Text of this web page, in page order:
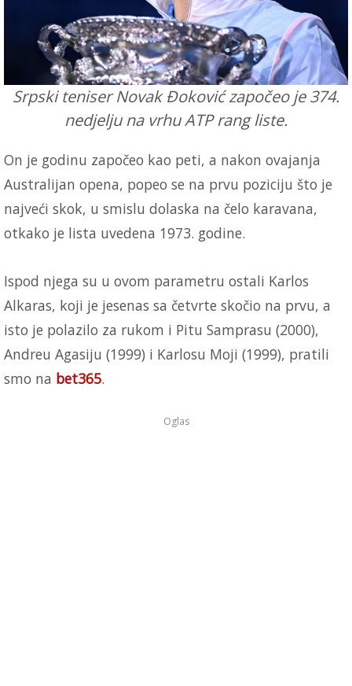
Srpski teniser Novak Đoković započeo je 374.
nedjelju na vrhu ATP rang liste.
On je godinu započeo kao peti, a nakon ovajanja
Australijan opena, popeo se na prvu poziciju što je
najveći skok, u smislu dolaska na čelo karavana,
otkako je lista uvedena 1973. godine.
Ispod njega su u ovom parametru ostali Karlos
Alkaras, koji je jesenas sa četvrte skočio na prvu, a
isto je polazilo za rukom i Pitu Samprasu (2000),
Andreu Agasiju (1999) i Karlosu Moji (1999), pratili
smo na bet365.
Oglas